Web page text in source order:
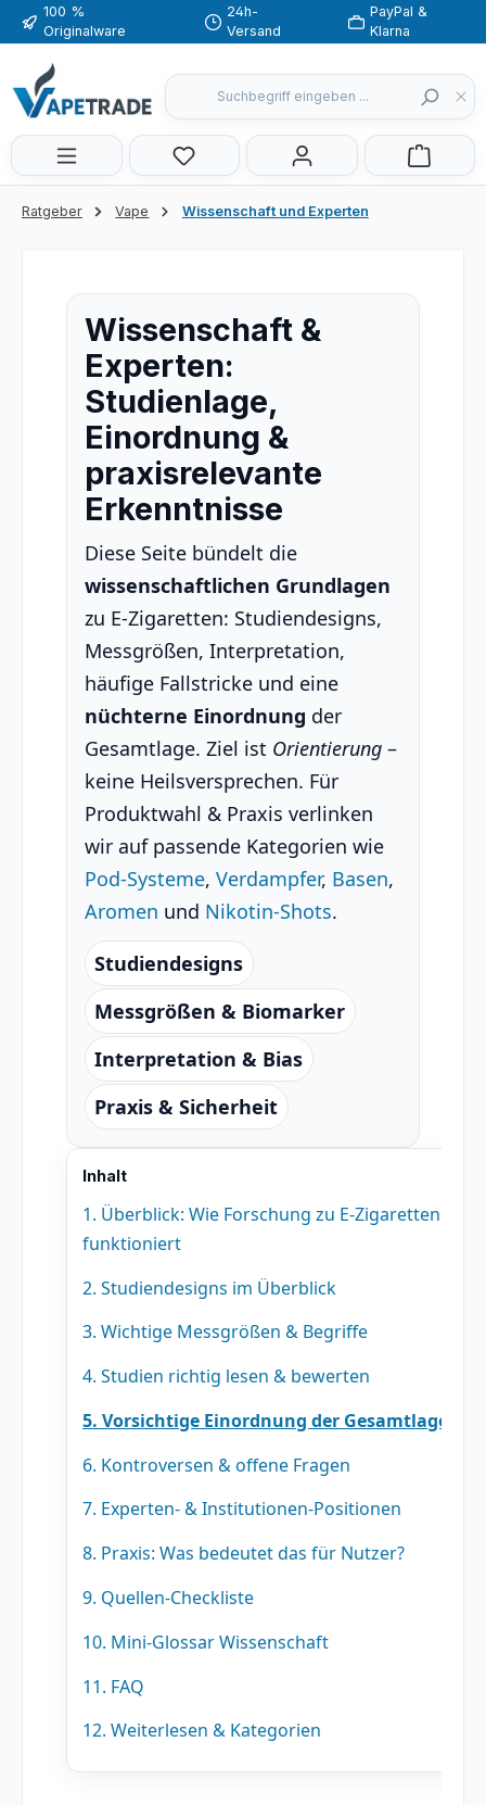
Zum Hauptinhalt springen
100 %
Originalware
24h-
Versand
PayPal &
Klarna
Du hast 0 Produkte auf dem
Ratgeber Vape Wissenschaft und Experten
Wissenschaft &
Experten:
Studienlage,
Einordnung &
praxisrelevante
Erkenntnisse
Diese Seite bündelt die
wissenschaftlichen Grundlagen
zu E-Zigaretten: Studiendesigns,
Messgrößen, Interpretation,
häufige Fallstricke und eine
nüchterne Einordnung der
Gesamtlage. Ziel ist Orientierung–
keine Heilsversprechen. Für
Produktwahl & Praxis verlinken
wir auf passende Kategorien wie
Pod-Systeme, Verdampfer, Basen,
Aromen und Nikotin-Shots.
Studiendesigns
Messgrößen & Biomarker
Interpretation & Bias
Praxis & Sicherheit
Inhalt
1. Überblick: Wie Forschung zu E-Zigaretten
funktioniert
2. Studiendesigns im Überblick
3. Wichtige Messgrößen & Begriffe
4. Studien richtig lesen & bewerten
5. Vorsichtige Einordnung der Gesamtlage
6. Kontroversen & offene Fragen
7. Experten- & Institutionen-Positionen
8. Praxis: Was bedeutet das für Nutzer?
9. Quellen-Checkliste
10. Mini-Glossar Wissenschaft
11. FAQ
12. Weiterlesen & Kategorien